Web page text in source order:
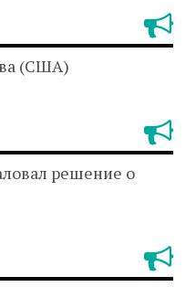
(США)
решение о